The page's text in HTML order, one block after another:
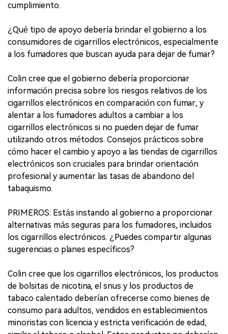
cumplimiento.
¿Qué tipo de apoyo debería brindar el gobierno a los
consumidores de cigarrillos electrónicos, especialmente
a los fumadores que buscan ayuda para dejar de fumar?
Colin cree que el gobierno debería proporcionar
información precisa sobre los riesgos relativos de los
cigarrillos electrónicos en comparación con fumar, y
alentar a los fumadores adultos a cambiar a los
cigarrillos electrónicos si no pueden dejar de fumar
utilizando otros métodos. Consejos prácticos sobre
cómo hacer el cambio y apoyo a las tiendas de cigarrillos
electrónicos son cruciales para brindar orientación
profesional y aumentar las tasas de abandono del
tabaquismo.
PRIMEROS: Estás instando al gobierno a proporcionar
alternativas más seguras para los fumadores, incluidos
los cigarrillos electrónicos. ¿Puedes compartir algunas
sugerencias o planes específicos?
Colin cree que los cigarrillos electrónicos, los productos
de bolsitas de nicotina, el snus y los productos de
tabaco calentado deberían ofrecerse como bienes de
consumo para adultos, vendidos en establecimientos
minoristas con licencia y estricta verificación de edad,